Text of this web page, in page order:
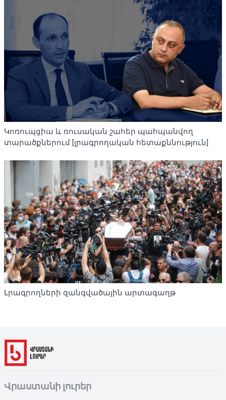
Կոռուպցիա և ռուսական շահեր պահպանվող
տարածքներում [լրագրողական հետաքննություն]
Լրագրողների զանգվածային արտագաղթ
Վրաստանի լուրեր